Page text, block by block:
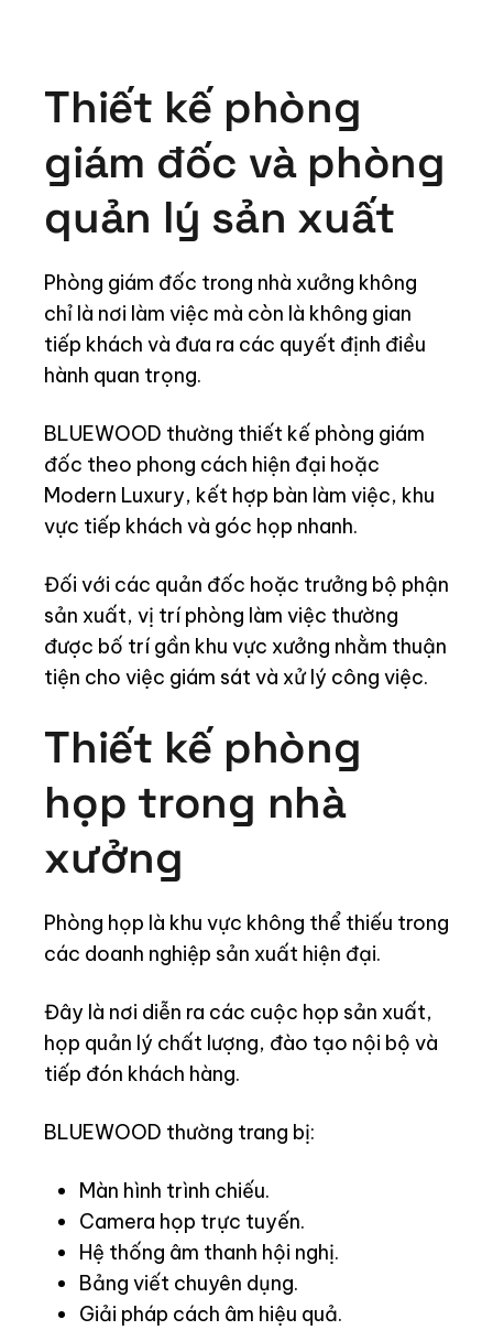
Thiết kế phòng
giám đốc và phòng
quản lý sản xuất
Phòng giám đốc trong nhà xưởng không
chỉ là nơi làm việc mà còn là không gian
tiếp khách và đưa ra các quyết định điều
hành quan trọng.
BLUEWOOD thường thiết kế phòng giám
đốc theo phong cách hiện đại hoặc
Modern Luxury, kết hợp bàn làm việc, khu
vực tiếp khách và góc họp nhanh.
Đối với các quản đốc hoặc trưởng bộ phận
sản xuất, vị trí phòng làm việc thường
được bố trí gần khu vực xưởng nhằm thuận
tiện cho việc giám sát và xử lý công việc.
Thiết kế phòng
họp trong nhà
xưởng
Phòng họp là khu vực không thể thiếu trong
các doanh nghiệp sản xuất hiện đại.
Đây là nơi diễn ra các cuộc họp sản xuất,
họp quản lý chất lượng, đào tạo nội bộ và
tiếp đón khách hàng.
BLUEWOOD thường trang bị:
Màn hình trình chiếu.
Camera họp trực tuyến.
Hệ thống âm thanh hội nghị.
Bảng viết chuyên dụng.
Giải pháp cách âm hiệu quả.